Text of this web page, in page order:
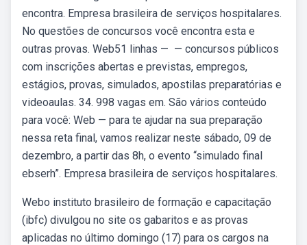
encontra. Empresa brasileira de serviços hospitalares.
No questões de concursos você encontra esta e
outras provas. Web51 linhas — — concursos públicos
com inscrições abertas e previstas, empregos,
estágios, provas, simulados, apostilas preparatórias e
videoaulas. 34. 998 vagas em. São vários conteúdo
para você: Web — para te ajudar na sua preparação
nessa reta final, vamos realizar neste sábado, 09 de
dezembro, a partir das 8h, o evento “simulado final
ebserh”. Empresa brasileira de serviços hospitalares.
Webo instituto brasileiro de formação e capacitação
(ibfc) divulgou no site os gabaritos e as provas
aplicadas no último domingo (17) para os cargos na